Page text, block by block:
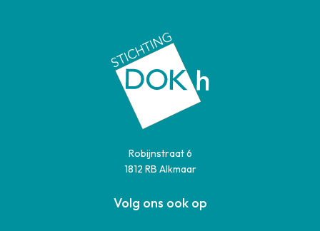
Robijnstraat 6
1812 RB Alkmaar
Volg ons ook op